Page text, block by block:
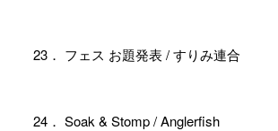
23． フェス お題発表 / すりみ連合
24． Soak & Stomp / Anglerfish